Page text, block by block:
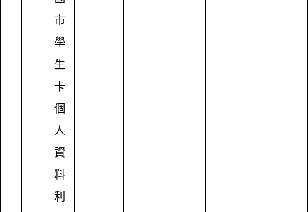
市
學
生
卡
個
人
資
料
利